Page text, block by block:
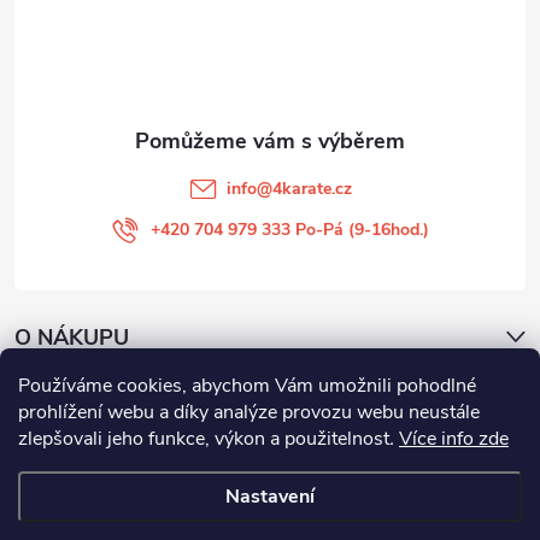
Používáme cookies, abychom Vám umožnili pohodlné
prohlížení webu a díky analýze provozu webu neustále
zlepšovali jeho funkce, výkon a použitelnost. Více info zde
Nastavení
info@4karate.cz
+420 704 979 333 Po-Pá (9-16hod.)
O NÁKUPU
Facebook
Copyright 2026